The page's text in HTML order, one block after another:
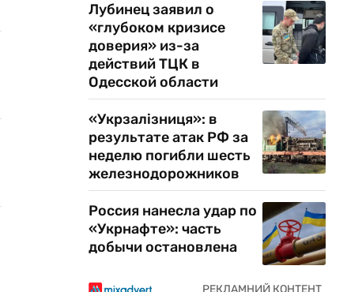
Лубинец заявил о
«глубоком кризисе
доверия» из-за
действий ТЦК в
Одесской области
«Укрзалізниця»: в
результате атак РФ за
неделю погибли шесть
железнодорожников
Россия нанесла удар по
«Укрнафте»: часть
добычи остановлена